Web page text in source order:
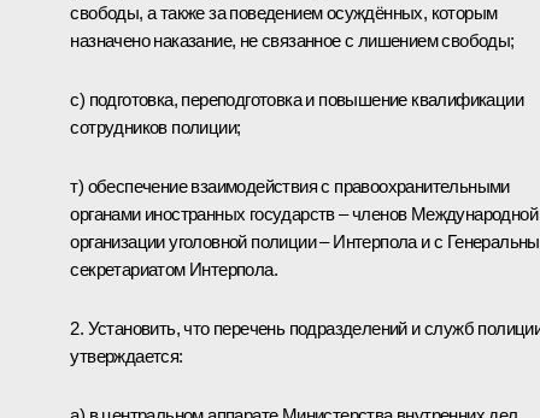
свободы, а также за поведением осуждённых, которым
назначено наказание, не связанное с лишением свободы;
с) подготовка, переподготовка и повышение квалификации
сотрудников полиции;
т) обеспечение взаимодействия с правоохранительными
органами иностранных государств – членов Международной
организации уголовной полиции – Интерпола и с
секретариатом Интерпола.
2. Установить, что перечень подразделений и служб
утверждается: